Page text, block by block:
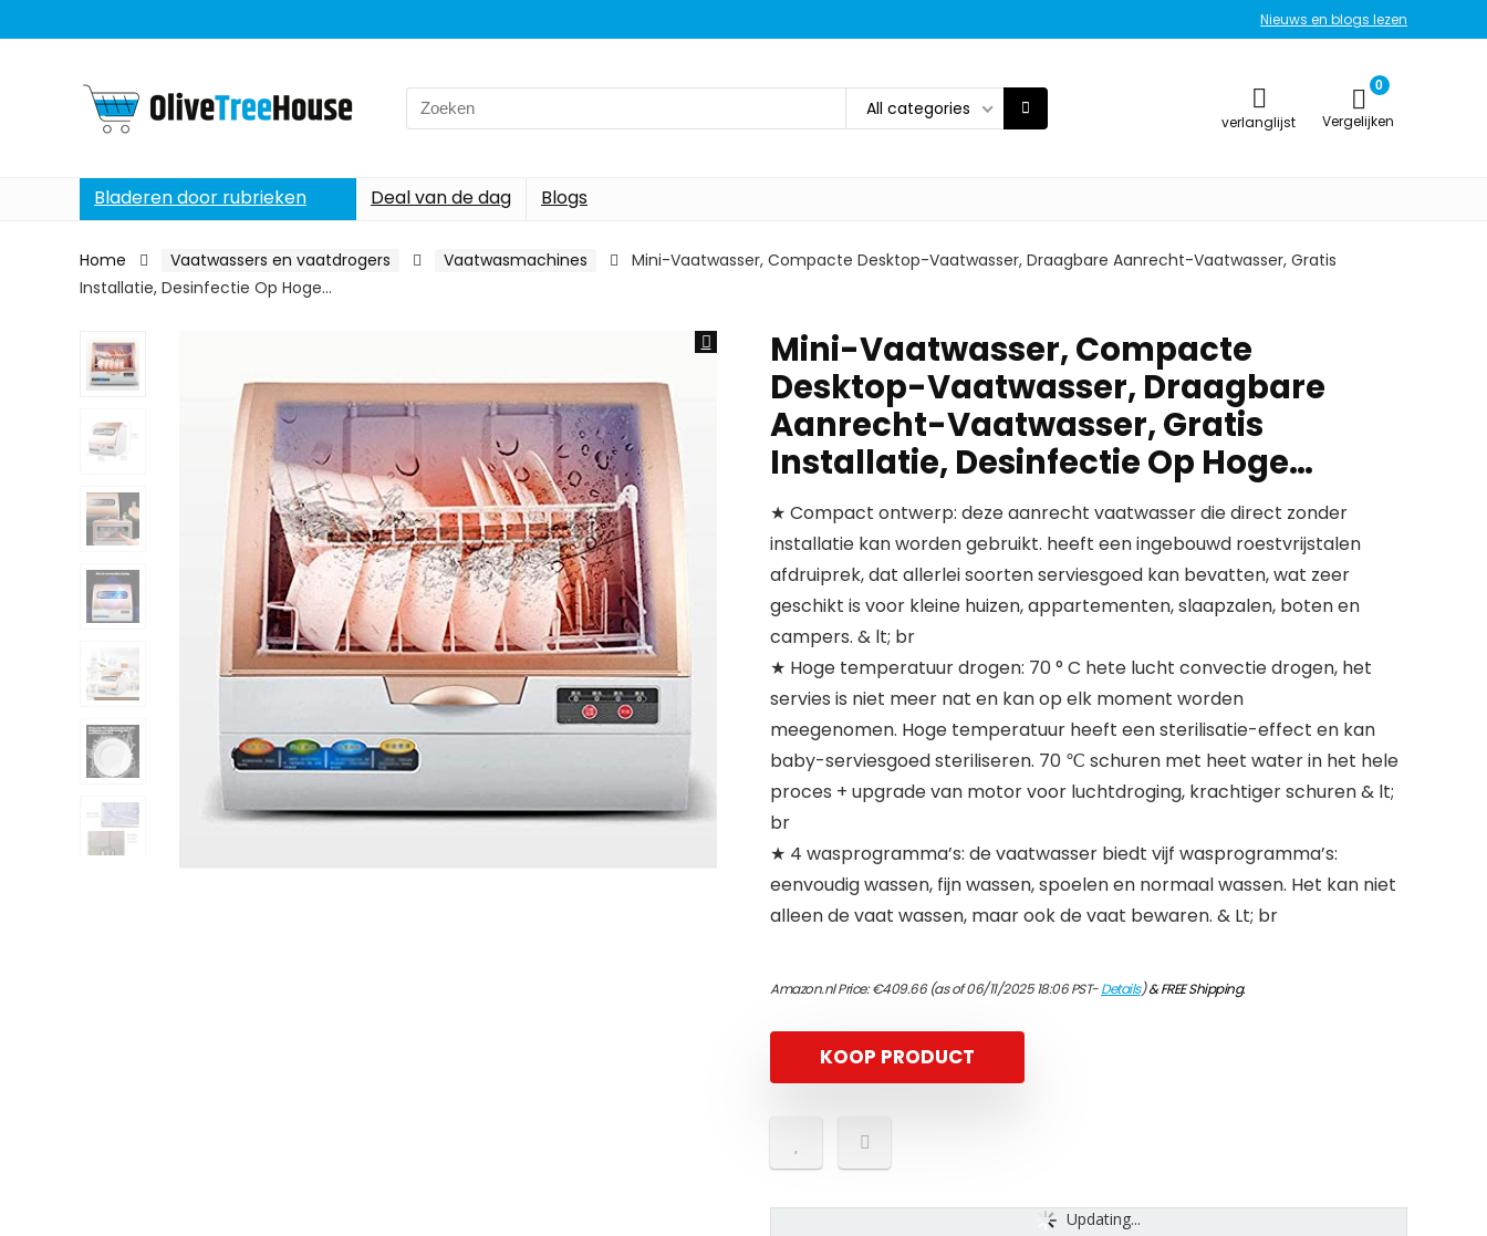
Nieuws en blogs lezen
Search
for:
All categories
verlanglijst
0
Vergelijken
Bladeren door rubrieken Deal van de dag Blogs
Home Vaatwassers en vaatdrogers Vaatwasmachines
Mini-Vaatwasser, Compacte Desktop-Vaatwasser, Draagbare Aanrecht-Vaatwasser, Gratis
Installatie, Desinfectie Op Hoge…
Mini-Vaatwasser, Compacte
Desktop-Vaatwasser, Draagbare
Aanrecht-Vaatwasser, Gratis
Installatie, Desinfectie Op Hoge…
★ Compact ontwerp: deze aanrecht vaatwasser die direct zonder
installatie kan worden gebruikt. heeft een ingebouwd roestvrijstalen
afdruiprek, dat allerlei soorten serviesgoed kan bevatten, wat zeer
geschikt is voor kleine huizen, appartementen, slaapzalen, boten en
campers. & lt; br
★ Hoge temperatuur drogen: 70 ° C hete lucht convectie drogen, het
servies is niet meer nat en kan op elk moment worden
meegenomen. Hoge temperatuur heeft een sterilisatie-effect en kan
baby-serviesgoed steriliseren. 70 ℃ schuren met heet water in het hele
proces + upgrade van motor voor luchtdroging, krachtiger schuren & lt;
br
★ 4 wasprogramma’s: de vaatwasser biedt vijf wasprogramma’s:
eenvoudig wassen, fijn wassen, spoelen en normaal wassen. Het kan niet
alleen de vaat wassen, maar ook de vaat bewaren. & Lt; br
Amazon.nl Price:€409.66(as of 06/11/2025 18:06 PST-Details)&FREE Shipping.
KOOP PRODUCT
Updating...